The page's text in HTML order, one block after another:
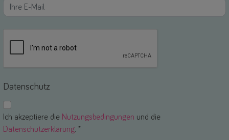
Datenschutz
Ich akzeptiere die Nutzungsbedingungen und die
Datenschutzerklärung. *